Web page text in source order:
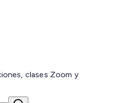
clases Zoom y